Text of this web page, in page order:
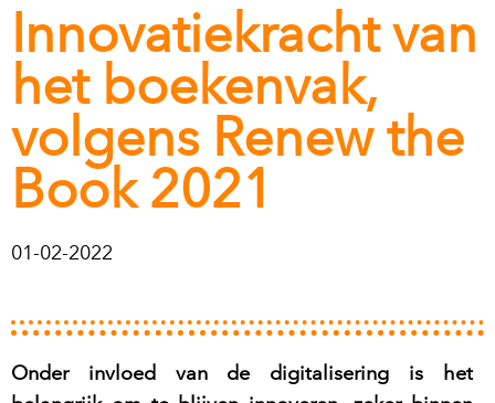
Innovatiekracht van
het boekenvak,
volgens Renew the
Book 2021
01-02-2022
Onder invloed van de digitalisering is het